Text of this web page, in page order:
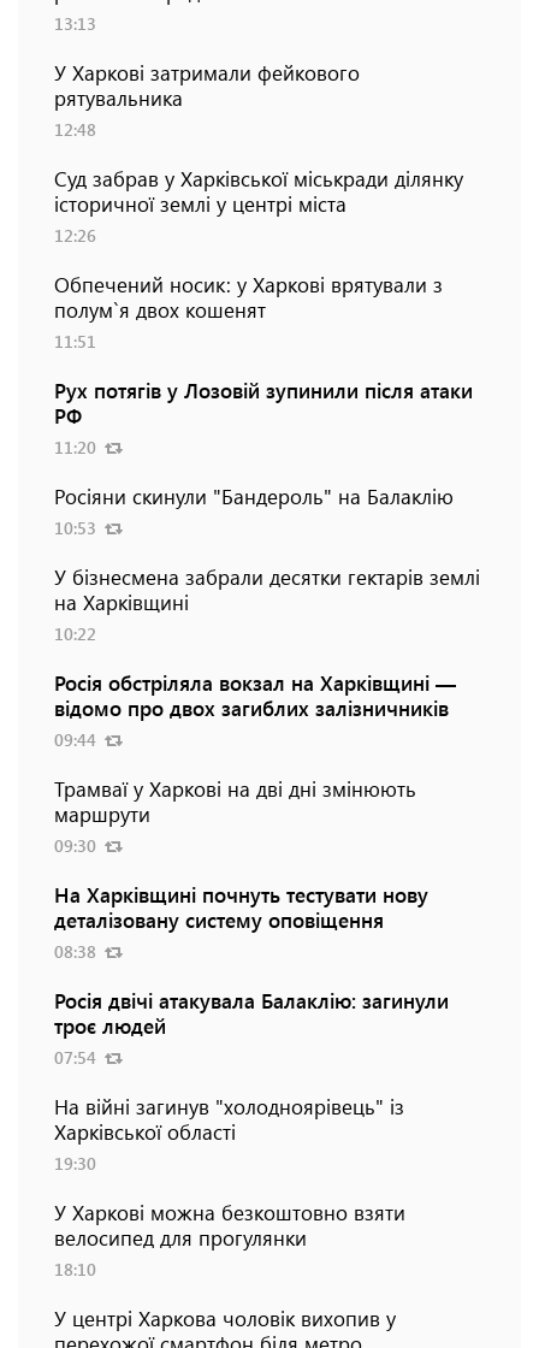
13:13
У Харкові затримали фейкового
рятувальника
12:48
Суд забрав у Харківської міськради ділянку
історичної землі у центрі міста
12:26
Обпечений носик: у Харкові врятували з
полум`я двох кошенят
11:51
Рух потягів у Лозовій зупинили після атаки
РФ
11:20
Росіяни скинули "Бандероль" на Балаклію
10:53
У бізнесмена забрали десятки гектарів землі
на Харківщині
10:22
Росія обстріляла вокзал на Харківщині —
відомо про двох загиблих залізничників
09:44
Трамваї у Харкові на дві дні змінюють
маршрути
09:30
На Харківщині почнуть тестувати нову
деталізовану систему оповіщення
08:38
Росія двічі атакувала Балаклію: загинули
троє людей
07:54
На війні загинув "холодноярівець" із
Харківської області
19:30
У Харкові можна безкоштовно взяти
велосипед для прогулянки
18:10
У центрі Харкова чоловік вихопив у